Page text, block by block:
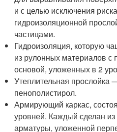
и с целью исключения
гидроизоляционной
частицами.
Гидроизоляция, которую
из рулонных материалов с
основой, уложенных в 2
Утеплительная прослойка
пенополистирол.
Армирующий каркас,
уровней. Каждый сделан
арматуры, уложенной